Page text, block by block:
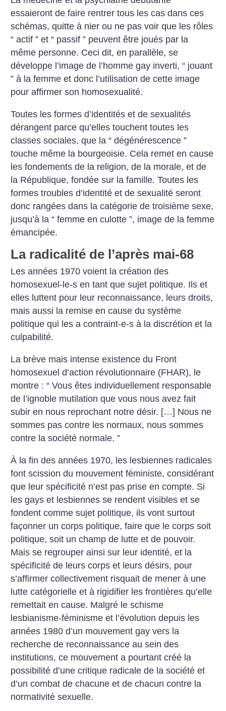
essaieront de faire rentrer tous les cas dans ces
schémas, quitte à nier ou ne pas voir que les rôles
“ actif ” et “ passif ” peuvent être joués par la
même personne. Ceci dit, en parallèle, se
développe l’image de l’homme gay inverti, “ jouant
” à la femme et donc l’utilisation de cette image
pour affirmer son homosexualité.
Toutes les formes d’identités et de sexualités
dérangent parce qu’elles touchent toutes les
classes sociales, que la “ dégénérescence ”
touche même la bourgeoisie. Cela remet en cause
les fondements de la religion, de la morale, et de
la République, fondée sur la famille. Toutes les
formes troubles d’identité et de sexualité seront
donc rangées dans la catégorie de troisième sexe,
jusqu’à la “ femme en culotte ”, image de la femme
émancipée.
La radicalité de l’après mai-68
Les années 1970 voient la création des
homosexuel-le-s en tant que sujet politique. Ils et
elles luttent pour leur reconnaissance, leurs droits,
mais aussi la remise en cause du système
politique qui les a contraint-e-s à la discrétion et la
culpabilité.
La brève mais intense existence du Front
homosexuel d’action révolutionnaire (FHAR), le
montre : “ Vous êtes individuellement responsable
de l’ignoble mutilation que vous nous avez fait
subir en nous reprochant notre désir. […] Nous ne
sommes pas contre les normaux, nous sommes
contre la société normale. ”
À la fin des années 1970, les lesbiennes radicales
font scission du mouvement féministe, considérant
que leur spécificité n’est pas prise en compte. Si
les gays et lesbiennes se rendent visibles et se
fondent comme sujet politique, ils vont surtout
façonner un corps politique, faire que le corps soit
politique, soit un champ de lutte et de pouvoir.
Mais se regrouper ainsi sur leur identité, et la
spécificité de leurs corps et leurs désirs, pour
s’affirmer collectivement risquait de mener à une
lutte catégorielle et à rigidifier les frontières qu’elle
remettait en cause. Malgré le schisme
lesbianisme-féminisme et l’évolution depuis les
années 1980 d’un mouvement gay vers la
recherche de reconnaissance au sein des
institutions, ce mouvement a pourtant créé la
possibilité d’une critique radicale de la société et
d’un combat de chacune et de chacun contre la
normativité sexuelle.